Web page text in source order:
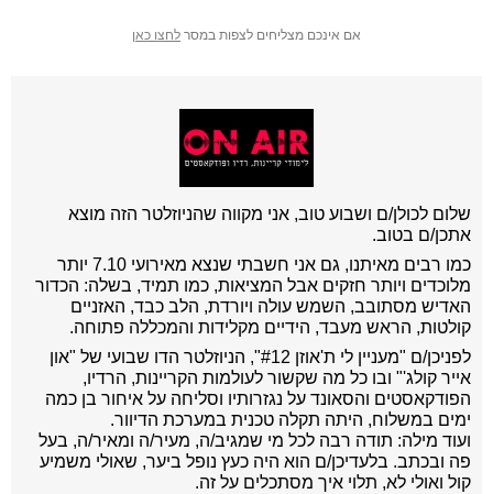
אם אינכם מצליחים לצפות במסר לחצו כאן
שלום לכולן/ם ושבוע טוב, אני מקווה שהניוזלטר הזה מוצא
אתכן/ם בטוב.
כמו רבים מאיתנו, גם אני חשבתי שנצא מאירועי 7.10 יותר
מלוכדים ויותר חזקים אבל המציאות, כמו תמיד, בשלה: הכדור
האדיש מסתובב, השמש עולה ויורדת, הלב כבד, האזניים
קולטות, הראש מעבד, הידיים מקלידות והמכללה פתוחה.
לפניכן/ם "מעניין לי ת'אוזן #12", הניוזלטר הדו שבועי של "און
אייר קולג'" ובו כל מה שקשור לעולמות הקריינות, הרדיו,
הפודקאסטים והסאונד על נגזרותיו וסליחה על איחור בן כמה
ימים במשלוח, היתה תקלה טכנית במערכת הדיוור.
ועוד מילה: תודה רבה לכל מי שמגיב/ה, מעיר/ה ומאיר/ה, בעל
פה ובכתב. בלעדיכן/ם הוא היה כעץ נופל ביער, שאולי משמיע
קול ואולי לא, תלוי איך מסתכלים על זה.